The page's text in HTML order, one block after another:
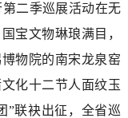
第二季巡展活动在无
宝文物琳琅满目，
物院的南宋龙泉窑
化十二节人面纹玉
联袂出征，全省巡